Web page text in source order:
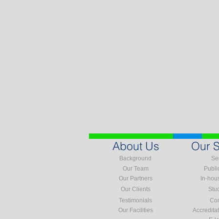
About Us
Background
Our Team
Our Partners
Our Clients
Testimonials
Our Facilities
Our
In-